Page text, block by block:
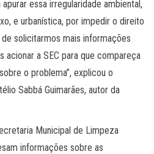
essa irregularidade ambiental,
e urbanística, por impedir o direito
solicitarmos mais informações
acionar a SEC para que compareça
o problema”, explicou o
Sabbá Guimarães, autor da
Municipal de Limpeza
informações sobre as